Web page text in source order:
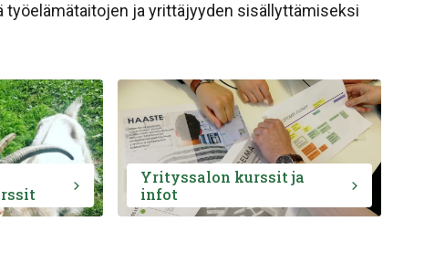
ja yrittäjyyden sisällyttämiseksi
Yrityssalon kurssit ja
infot